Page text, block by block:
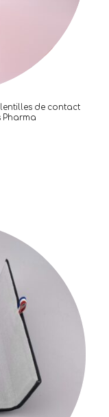
de contact
Pharma